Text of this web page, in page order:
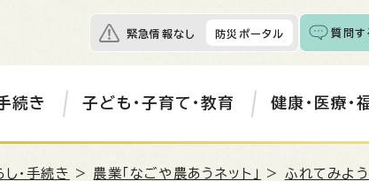
緊急情報なし 防災ポータル 質問す
続き 子ども・子育て・教育 健康・医療・
し・手続き > 農業「なごや農あうネット」 > ふれてみよ